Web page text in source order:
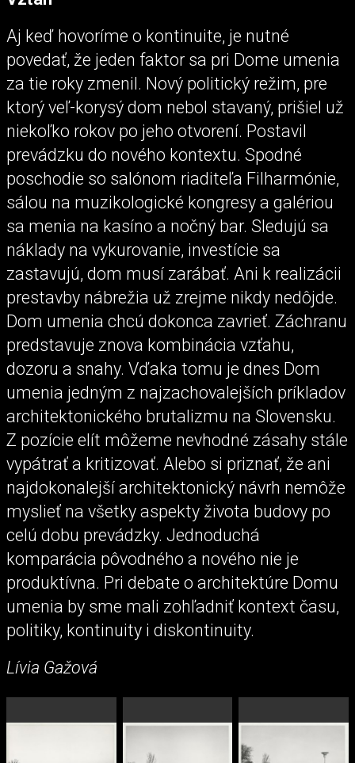
Aj keď hovoríme o kontinuite, je nutné
povedať, že jeden faktor sa pri Dome umenia
za tie roky zmenil. Nový politický režim, pre
ktorý veľ-korysý dom nebol stavaný, prišiel už
niekoľko rokov po jeho otvorení. Postavil
prevádzku do nového kontextu. Spodné
poschodie so salónom riaditeľa Filharmónie,
sálou na muzikologické kongresy a galériou
sa menia na kasíno a nočný bar. Sledujú sa
náklady na vykurovanie, investície sa
zastavujú, dom musí zarábať. Ani k realizácii
prestavby nábrežia už zrejme nikdy nedôjde.
Dom umenia chcú dokonca zavrieť. Záchranu
predstavuje znova kombinácia vzťahu,
dozoru a snahy. Vďaka tomu je dnes Dom
umenia jedným z najzachovalejších príkladov
architektonického brutalizmu na Slovensku.
Z pozície elít môžeme nevhodné zásahy stále
vypátrať a kritizovať. Alebo si priznať, že ani
najdokonalejší architektonický návrh nemôže
myslieť na všetky aspekty života budovy po
celú dobu prevádzky. Jednoduchá
komparácia pôvodného a nového nie je
produktívna. Pri debate o architektúre Domu
umenia by sme mali zohľadniť kontext času,
politiky, kontinuity i diskontinuity.
Lívia Gažová